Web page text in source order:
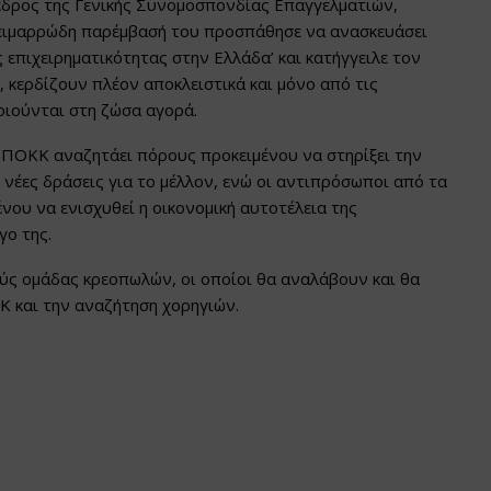
της Γενικής Συνομοσπονδίας Επαγγελματιών,
παρέμβασή του προσπάθησε να ανασκευάσει
στην Ελλάδα’ και κατήγγειλε τον
πλέον αποκλειστικά και μόνο από τις
στη ζώσα αγορά.
αναζητάει πόρους προκειμένου να στηρίξει την
νέες δράσεις για το μέλλον, ενώ οι αντιπρόσωποι από τα
να ενισχυθεί η οικονομική αυτοτέλεια της
της.
ομάδας κρεοπωλών, οι οποίοι θα αναλάβουν και θα
την αναζήτηση χορηγιών.